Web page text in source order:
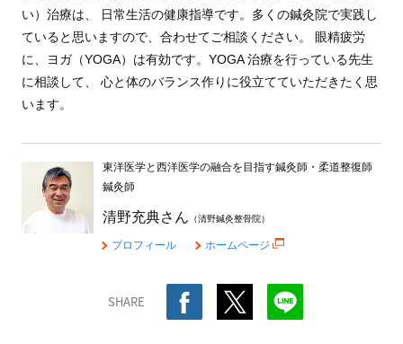
い）治療は、 日常生活の健康指導です。多くの鍼灸院で実践し
ていると思いますので、合わせてご相談ください。 眼精疲労
に、ヨガ（YOGA）は有効です。YOGA 治療を行っている先生
に相談して、 心と体のバランス作りに役立てていただきたく思
います。
東洋医学と西洋医学の融合を目指す鍼灸師・柔道整復師
鍼灸師
清野充典さん （清野鍼灸整骨院）
プロフィール ホームページ
SHARE